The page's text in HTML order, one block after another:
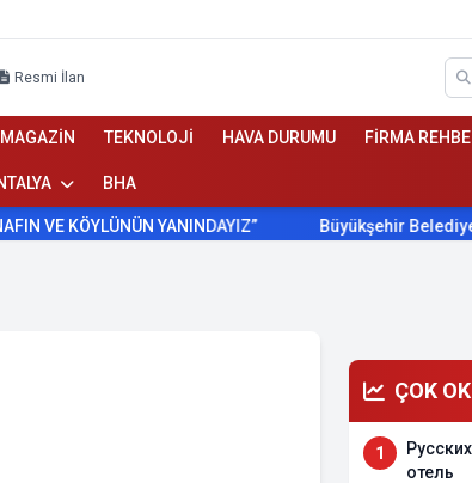
Resmi İlan
MAGAZİN TEKNOLOJİ HAVA DURUMU FİRMA
BHA
VE KÖYLÜNÜN YANINDAYIZ” Büyükşehir Belediyesi
ÇOK
1
отель